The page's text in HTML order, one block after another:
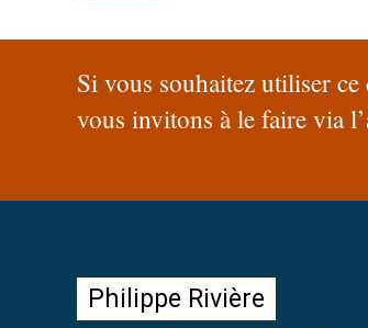
Si vous souhaitez utiliser
vous invitons à le faire via
Philippe Rivière